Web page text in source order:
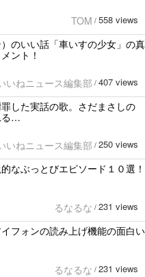
TOM / 558 views
のいい話「車いすの少女」の真
ント！
いねニュース編集部 / 407 views
した実話の歌。さだまさしの
る…
いねニュース編集部 / 250 views
なぶっとびエピソード１０選！
るなるな / 231 views
フォンの読み上げ機能の面白い
るなるな / 231 views